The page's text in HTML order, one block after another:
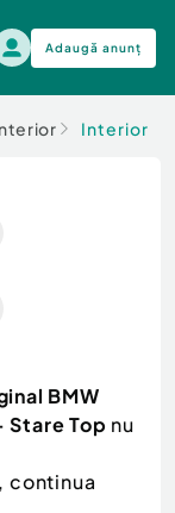
Adaugă anunț
Interior
BMW
Stare Top nu
continua